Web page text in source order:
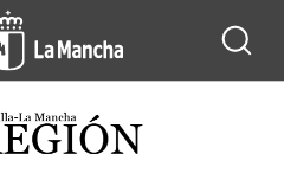
de Castilla-La